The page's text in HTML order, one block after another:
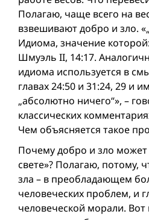
Полагаю, чаще всего на
взвешивают добро и зло.
Идиома, значение которой:
Шмуэль II, 14:17.
идиома используется в
главах 24:50 и 31:24, 29 и
„абсолютно ничего“», –
классических
Чем объясняется такое
Почему добро и зло может
свете»? Полагаю, потому,
зла – в преобладающем
человеческих проблем, и
человеческой морали.